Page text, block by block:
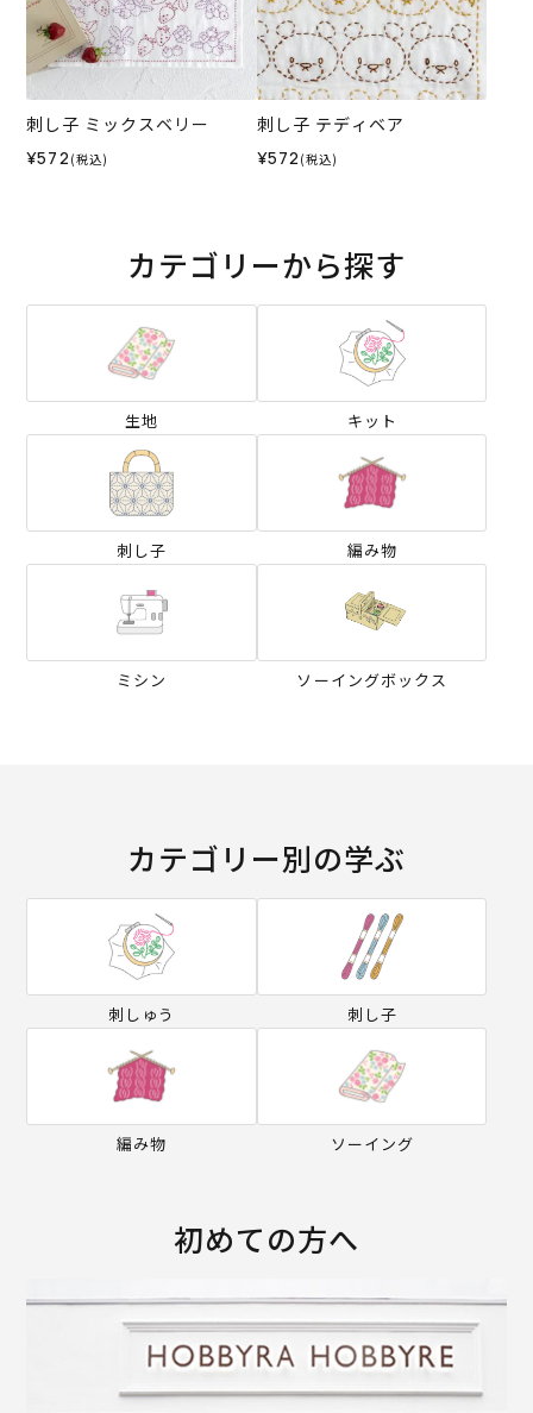
刺し子 ミックスベリー
¥572 (税込)
刺し子 テディベア
¥572 (税込)
カテゴリーから探す
生地 キット
刺し子 編み物
ミシン ソーイングボックス
カテゴリー別の学ぶ
刺しゅう 刺し子
編み物 ソーイング
初めての方へ